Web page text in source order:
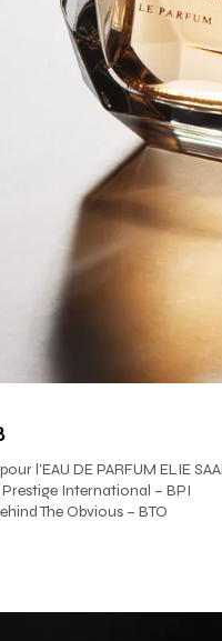
l’EAU DE PARFUM ELIE
International – BPI
The Obvious – BTO